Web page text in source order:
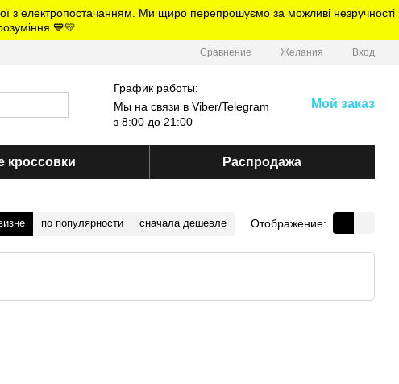
з електропостачанням. Ми щиро перепрошуємо за можливі незручності
💙💛
Сравнение Желания Вход
График работы:
Мы на связи в Viber/Telegram
з 8:00 до 21:00
Мой заказ
кроссовки Распродажа
по популярности сначала дешевле Отображение: